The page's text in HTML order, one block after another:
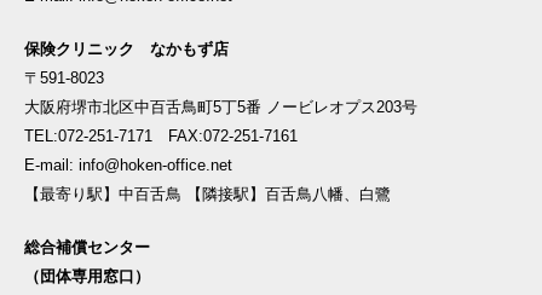
保険クリニック なかもず店
〒591-8023
大阪府堺市北区中百舌鳥町5丁5番 ノービレオプス203号
TEL:072-251-7171 FAX:072-251-7161
E-mail: info@hoken-office.net
【最寄り駅】中百舌鳥 【隣接駅】百舌鳥八幡、白鷺
総合補償センター
（団体専用窓口）